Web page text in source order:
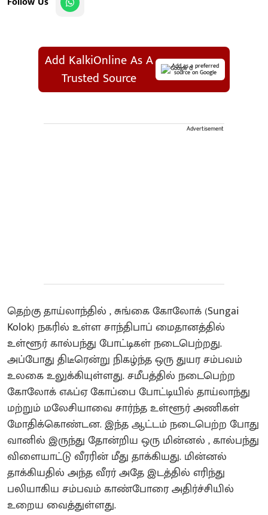
Add KalkiOnline As A
Trusted Source
Add as a preferred
source on Google
Advertisement
தெற்கு தாய்லாந்தில் , சுங்கை கோலோக் (Sungai
Kolok) நகரில் உள்ள சாந்திபாப் மைதானத்தில்
உள்ளூர் கால்பந்து போட்டிகள் நடைபெற்றது.
அப்போது திடீரென்று நிகழ்ந்த ஒரு துயர சம்பவம்
உலகை உலுக்கியுள்ளது. சமீபத்தில் நடைபெற்ற
கோலோக் எஃப்ஏ கோப்பை போட்டியில் தாய்லாந்து
மற்றும் மலேசியாவை சார்ந்த உள்ளூர் அணிகள்
மோதிக்கொண்டன. இந்த ஆட்டம் நடைபெற்ற போது
வானில் இருந்து தோன்றிய ஒரு மின்னல் , கால்பந்து
விளையாட்டு வீரரின் மீது தாக்கியது. மின்னல்
தாக்கியதில் அந்த வீரர் அதே இடத்தில் எரிந்து
பலியாகிய சம்பவம் காண்போரை அதிர்ச்சியில்
உறைய வைத்துள்ளது.